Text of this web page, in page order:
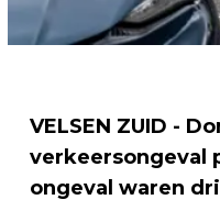
VELSEN ZUID -
verkeersongeval
ongeval waren